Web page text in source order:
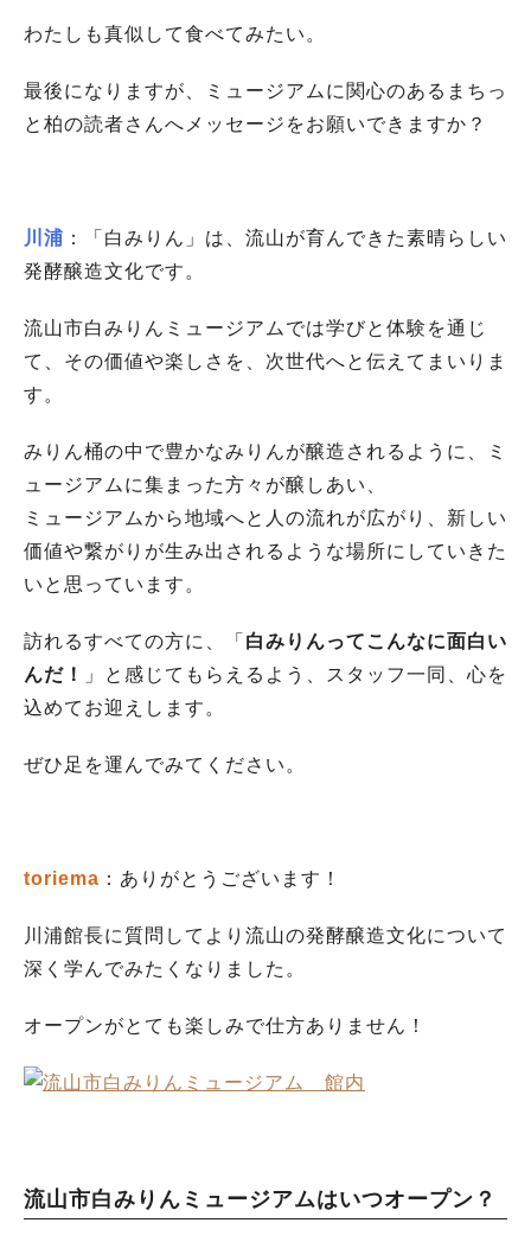
わたしも真似して食べてみたい。
最後になりますが、ミュージアムに関心のあるまちっ
と柏の読者さんへメッセージをお願いできますか？
川浦 ：「白みりん」は、流山が育んできた素晴らしい
発酵醸造文化です。
流山市白みりんミュージアムでは学びと体験を通じ
て、その価値や楽しさを、次世代へと伝えてまいりま
す。
みりん桶の中で豊かなみりんが醸造されるように、ミ
ュージアムに集まった方々が醸しあい、
ミュージアムから地域へと人の流れが広がり、新しい
価値や繋がりが生み出されるような場所にしていきた
いと思っています。
訪れるすべての方に、「 白みりんってこんなに面白い
んだ！
」と感じてもらえるよう、スタッフ一同、心を
込めてお迎えします。
ぜひ足を運んでみてください。
toriema ：ありがとうございます！
川浦館長に質問してより流山の発酵醸造文化について
深く学んでみたくなりました。
オープンがとても楽しみで仕方ありません！
流山市白みりんミュージアムはいつオープン？